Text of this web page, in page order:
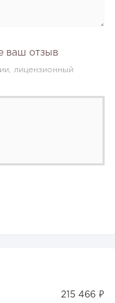
ваш отзыв
лицензионный
215 466 ₽